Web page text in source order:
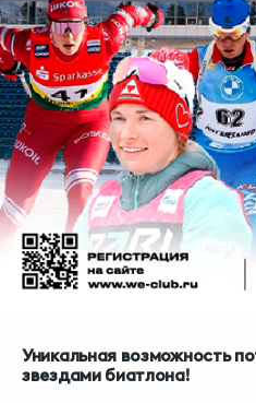
Уникальная возможность
звездами биатлона!